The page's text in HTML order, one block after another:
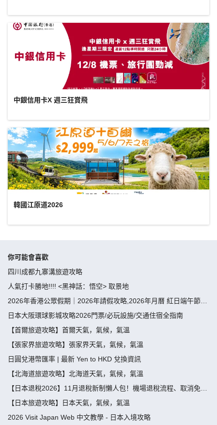
中銀信用卡X 週三狂賞飛
韓國江原道2026
你可能會喜歡
四川成都九寨溝旅遊攻略
人氣打卡勝地!!!! <黑神話：悟空> 取景地
2026年香港公眾假期｜2026年請假攻略,2026年月曆 紅日端午節請
假攻略請4放9-public holiday 2026
日本大阪環球影城攻略2026門票/必玩設施/交通住宿全指南
【首爾旅遊攻略】首爾天氣，氣候，氣溫
【張家界旅遊攻略】張家界天氣，氣候，氣溫
日圓兌港幣匯率 | 最新 Yen to HKD 兌換資訊
【北海道旅遊攻略】北海道天氣，氣候，氣溫
【日本退稅2026】11月退稅新制懶人包！機場退稅流程、取消免稅
袋及限額全攻略 - 永安旅遊
【日本旅遊攻略】日本天氣，氣候，氣溫
2026 Visit Japan Web 中文教學 - 日本入境攻略